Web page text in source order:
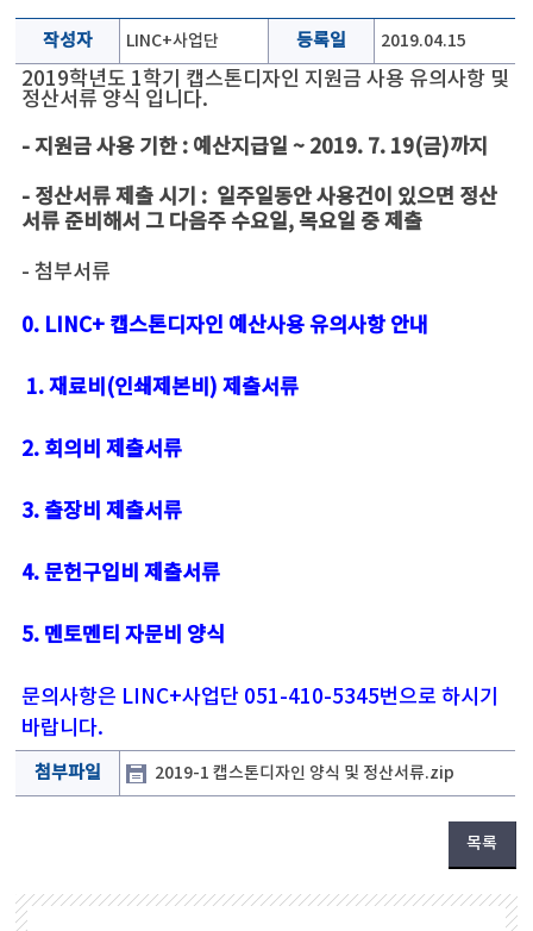
작성자 LINC+사업단 등록일 2019.04.15
2019학년도 1학기 캡스톤디자인 지원금 사용 유의사항 및
정산서류 양식 입니다.
- 지원금 사용 기한 : 예산지급일 ~ 2019. 7. 19(금)까지
- 정산서류 제출 시기 : 일주일동안 사용건이 있으면 정산
서류 준비해서 그 다음주 수요일, 목요일 중 제출
- 첨부서류
0. LINC+ 캡스톤디자인 예산사용 유의사항 안내
1. 재료비(인쇄제본비) 제출서류
2. 회의비 제출서류
3. 출장비 제출서류
4. 문헌구입비 제출서류
5. 멘토멘티 자문비 양식
문의사항은 LINC+사업단 051-410-5345번으로 하시기
바랍니다.
첨부파일 2019-1 캡스톤디자인 양식 및 정산서류.zip
목록